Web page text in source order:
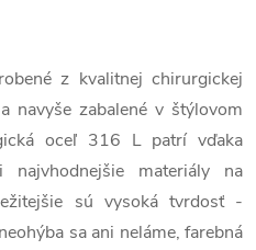
z kvalitnej chirurgickej
navyše zabalené v štýlovom
oceľ 316 L patrí vďaka
najvhodnejšie materiály na
sú vysoká tvrdosť -
sa ani neláme, farebná